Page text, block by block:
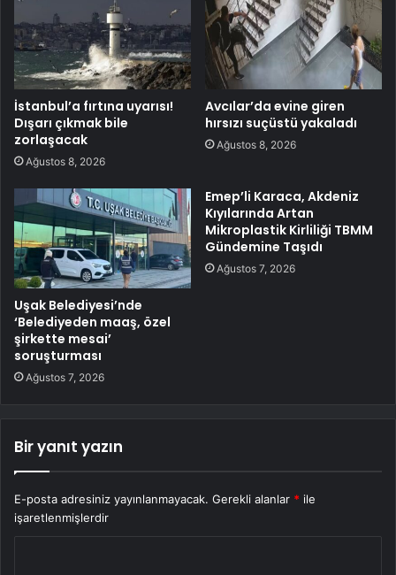
İstanbul’a fırtına uyarısı!
Dışarı çıkmak bile
zorlaşacak
Ağustos 8, 2026
Avcılar’da evine giren
hırsızı suçüstü yakaladı
Ağustos 8, 2026
Uşak Belediyesi’nde
‘Belediyeden maaş, özel
şirkette mesai’
soruşturması
Ağustos 7, 2026
Emep’li Karaca, Akdeniz
Kıyılarında Artan
Mikroplastik Kirliliği TBMM
Gündemine Taşıdı
Ağustos 7, 2026
Bir yanıt yazın
E-posta adresiniz yayınlanmayacak. Gerekli alanlar * ile
işaretlenmişlerdir